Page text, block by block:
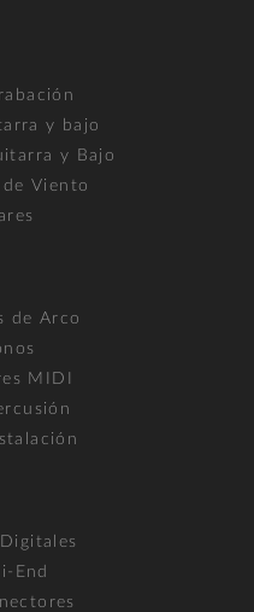
y bajo
y Bajo
de Viento
de Arco
MIDI
End